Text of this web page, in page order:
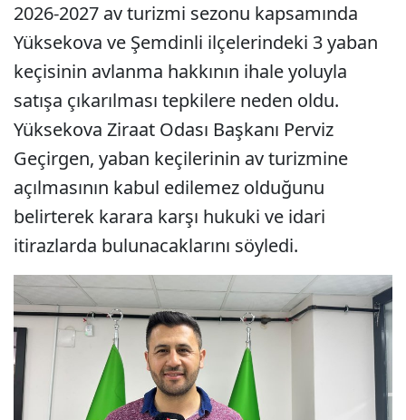
2026-2027 av turizmi sezonu kapsamında
Yüksekova ve Şemdinli ilçelerindeki 3 yaban
keçisinin avlanma hakkının ihale yoluyla
satışa çıkarılması tepkilere neden oldu.
Yüksekova Ziraat Odası Başkanı Perviz
Geçirgen, yaban keçilerinin av turizmine
açılmasının kabul edilemez olduğunu
belirterek karara karşı hukuki ve idari
itirazlarda bulunacaklarını söyledi.